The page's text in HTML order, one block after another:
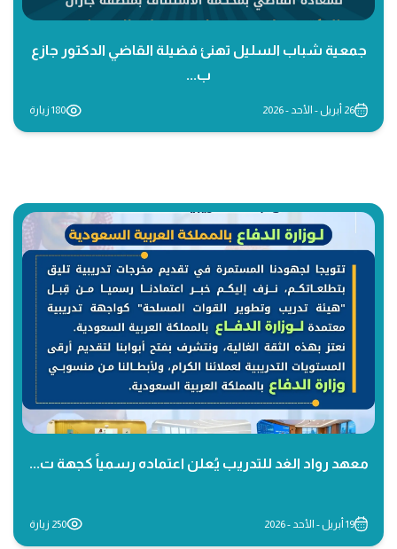
جمعية شباب السليل تهنئ فضيلة القاضي الدكتور جازع
ب...
26 أبريل - الأحد - 2026 180 زيارة
معهد رواد الغد للتدريب يُعلن اعتماده رسمياً كجهة ت...
19 أبريل - الأحد - 2026 250 زيارة